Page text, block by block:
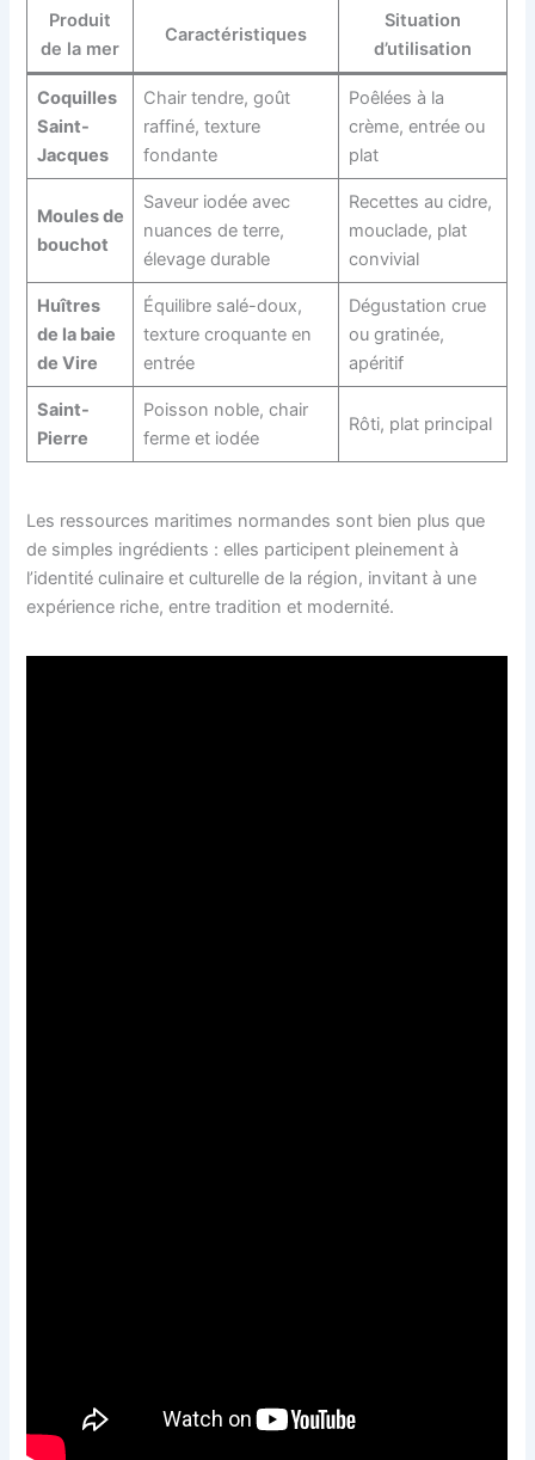
Produit
de la mer
Caractéristiques
Situation
d’utilisation
Coquilles
Saint-
Jacques
Chair tendre, goût
raffiné, texture
fondante
Poêlées à la
crème, entrée ou
plat
Moules de
bouchot
Saveur iodée avec
nuances de terre,
élevage durable
Recettes au cidre,
mouclade, plat
convivial
Huîtres
de la baie
de Vire
Équilibre salé-doux,
texture croquante en
entrée
Dégustation crue
ou gratinée,
apéritif
Saint-
Pierre
Poisson noble, chair
ferme et iodée
Rôti, plat principal
Les ressources maritimes normandes sont bien plus que
de simples ingrédients : elles participent pleinement à
l’identité culinaire et culturelle de la région, invitant à une
expérience riche, entre tradition et modernité.